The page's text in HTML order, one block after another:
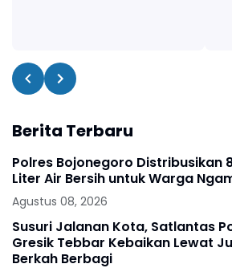
Berita Terbaru
Polres Bojonegoro Distribusikan
Liter Air Bersih untuk Warga
Agustus 08, 2026
Susuri Jalanan Kota, Satlantas
Gresik Tebbar Kebaikan Lewat
Berkah Berbagi